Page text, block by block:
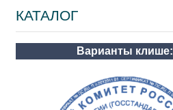
КАТАЛОГ
Варианты клише: